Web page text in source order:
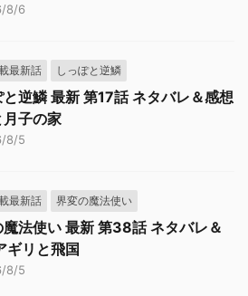
8/6
最新話 しっぽと逆鱗
と逆鱗 最新 第17話 ネタバレ＆感想
月子の家
8/5
最新話 界変の魔法使い
法使い 最新 第38話 ネタバレ＆
ギリと飛国
8/5